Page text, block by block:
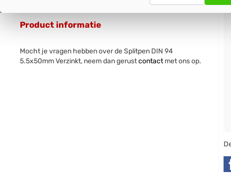
Product informatie
Mocht je vragen hebben over de Splitpen DIN 94
5.5x50mm Verzinkt, neem dan gerustcontactmet ons op.